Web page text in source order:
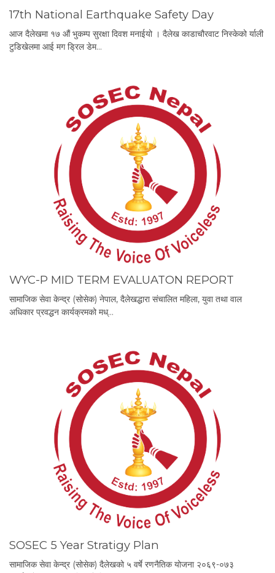
17th National Earthquake Safety Day
आज दैलेखमा १७ औं भुकम्प सुरक्षा दिवश मनाईयो । दैलेख काडाचौरवाट निस्केको र्याली
टुडिखेलमा आई मग ड्रिल डेम…
WYC-P MID TERM EVALUATON REPORT
सामाजिक सेवा केन्द्र (सोसेक) नेपाल, दैलेखद्धारा संचालित महिला, युवा तथा वाल
अधिकार प्रवद्धन कार्यक्रमको मध्…
SOSEC 5 Year Stratigy Plan
सामाजिक सेवा केन्द्र (सोसेक) दैलेखको ५ वर्षे रणनैतिक योजना २०६९-०७३